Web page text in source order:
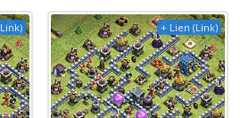
+ Lien (Link)